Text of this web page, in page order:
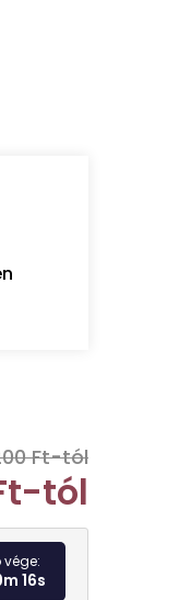
Ft-tól
-tól
Egységár:
vége:
14s